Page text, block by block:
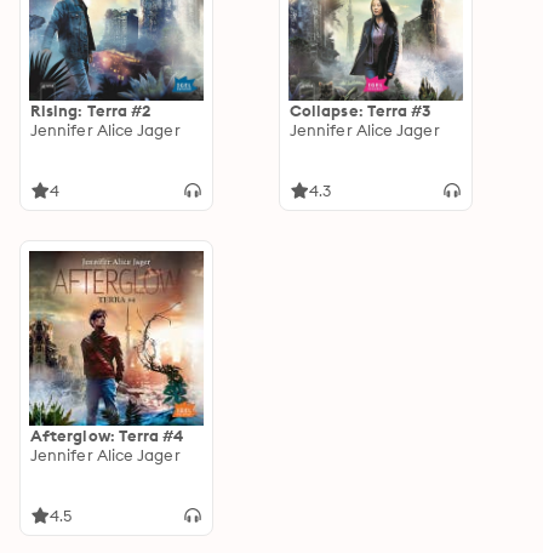
Rising: Terra #2
Jennifer Alice Jager
4
Collapse: Terra #3
Jennifer Alice Jager
4.3
Afterglow: Terra #4
Jennifer Alice Jager
4.5